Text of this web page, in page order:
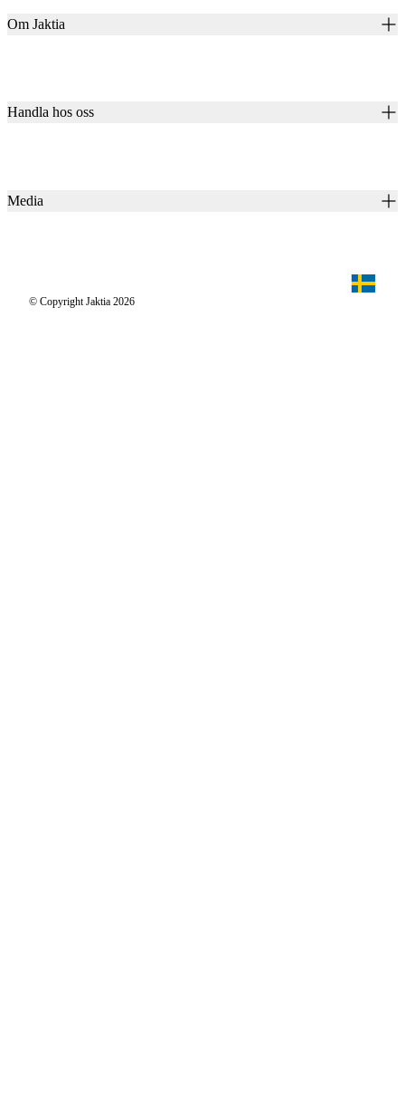
Om Jaktia
Karriär
Jaktia Brand Guidelines
Handla hos oss
Köpvillkor för företagskunder
Media
Jägaren© Copyright Jaktia 2026